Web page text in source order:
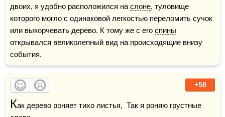
двоих, я удобно расположился на слоне, туловище
которого могло с одинаковой легкостью переломить сучок
или выкорчевать дерево. К тому же с его спины
открывался великолепный вид на происходящие внизу
события.
+58
К